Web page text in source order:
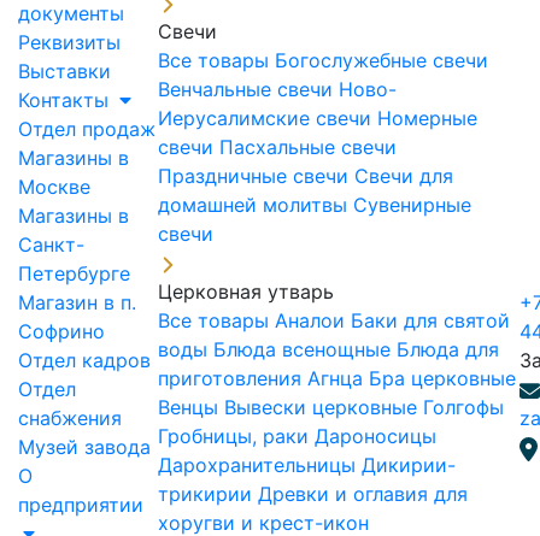
документы
Реквизиты
Выставки
Контакты
Отдел продаж
Магазины в
Москве
Магазины в
Санкт-
Петербурге
Магазин в п.
Софрино
Отдел кадров
Отдел
снабжения
Музей завода
О
предприятии
Свечи
Все товары Богослужебные свечи
Венчальные свечи Ново-
Иерусалимские свечи Номерные
свечи Пасхальные свечи
Праздничные свечи Свечи для
домашней молитвы Сувенирные
свечи
Церковная утварь
Все товары Аналои Баки для святой
воды Блюда всенощные Блюда для
приготовления Агнца Бра церковные
Венцы Вывески церковные Голгофы
Гробницы, раки Дароносицы
Дарохранительницы Дикирии-
трикирии Древки и оглавия для
хоругви и крест-икон